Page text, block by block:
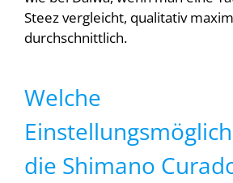
Steez vergleicht, qualitativ
durchschnittlich.
Welche
die Shimano